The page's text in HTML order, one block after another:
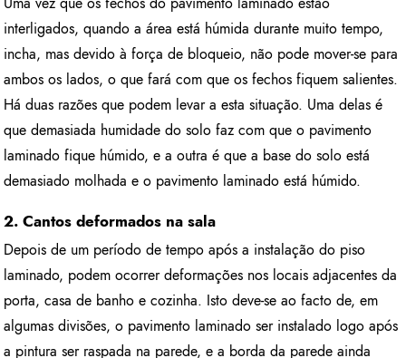
interligados, quando a área está húmida durante muito tempo,
incha, mas devido à força de bloqueio, não pode mover-se para
ambos os lados, o que fará com que os fechos fiquem salientes.
Há duas razões que podem levar a esta situação. Uma delas é
que demasiada humidade do solo faz com que o pavimento
laminado fique húmido, e a outra é que a base do solo está
demasiado molhada e o pavimento laminado está húmido.
2. Cantos deformados na sala
Depois de um período de tempo após a instalação do piso
laminado, podem ocorrer deformações nos locais adjacentes da
porta, casa de banho e cozinha. Isto deve-se ao facto de, em
algumas divisões, o pavimento laminado ser instalado logo após
a pintura ser raspada na parede, e a borda da parede ainda